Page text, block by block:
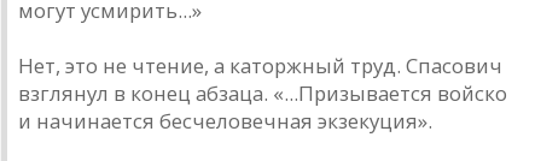
могут усмирить...»
Нет, это не чтение, а каторжный труд. Спасович
взглянул в конец абзаца. «...Призывается войско
и начинается бесчеловечная экзекуция».